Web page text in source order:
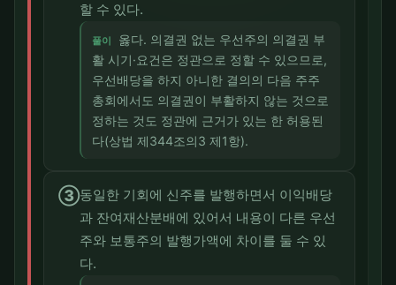
할 수 있다.
풀이
옳다. 의결권 없는 우선주의 의결권 부
활 시기·요건은 정관으로 정할 수 있으므로,
우선배당을 하지 아니한 결의의 다음 주주
총회에서도 의결권이 부활하지 않는 것으로
정하는 것도 정관에 근거가 있는 한 허용된
다(상법 제344조의3 제1항).
③동일한 기회에 신주를 발행하면서 이익배당
과 잔여재산분배에 있어서 내용이 다른 우선
주와 보통주의 발행가액에 차이를 둘 수 있
다.